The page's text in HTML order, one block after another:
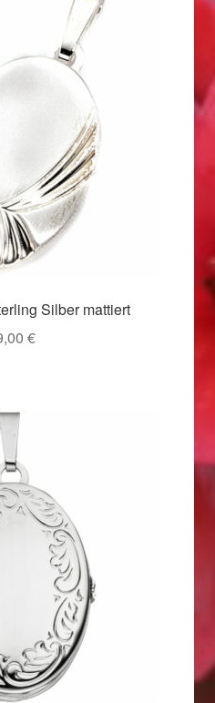
Silber mattiert
€